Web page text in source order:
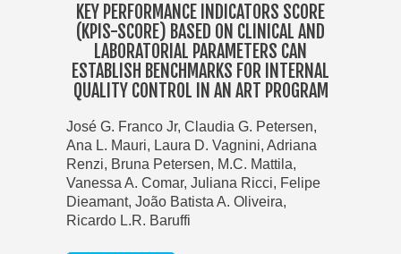
KEY PERFORMANCE INDICATORS SCORE
(KPIS-SCORE) BASED ON CLINICAL AND
LABORATORIAL PARAMETERS CAN
ESTABLISH BENCHMARKS FOR INTERNAL
QUALITY CONTROL IN AN ART PROGRAM
José G. Franco Jr, Claudia G. Petersen,
Ana L. Mauri, Laura D. Vagnini, Adriana
Renzi, Bruna Petersen, M.C. Mattila,
Vanessa A. Comar, Juliana Ricci, Felipe
Dieamant, João Batista A. Oliveira,
Ricardo L.R. Baruffi